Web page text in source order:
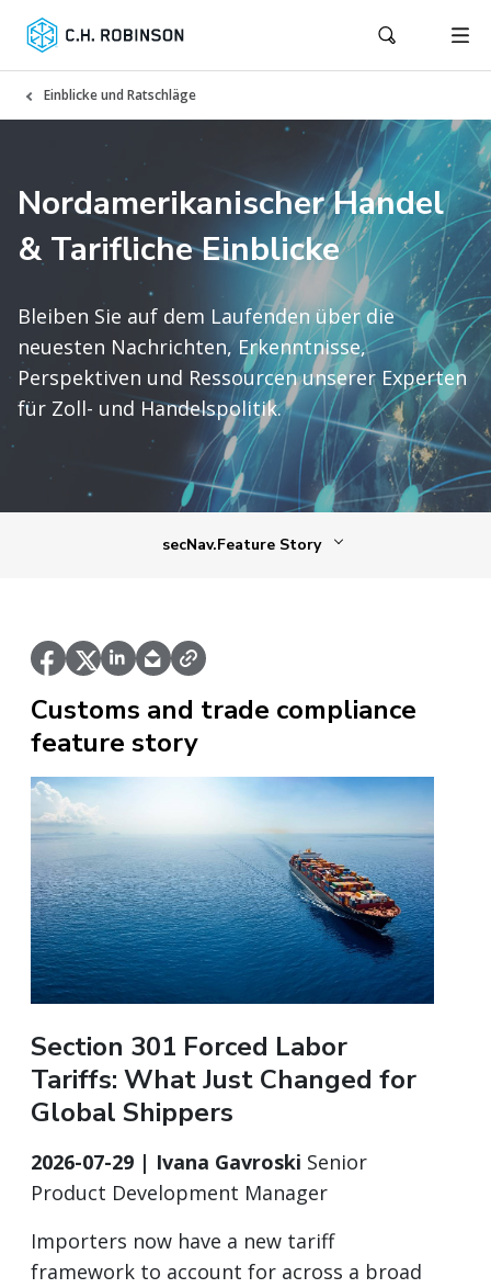
Einblicke und Ratschläge
Nordamerikanischer Handel
& Tarifliche Einblicke
Bleiben Sie auf dem Laufenden über die
neuesten Nachrichten, Erkenntnisse,
Perspektiven und Ressourcen unserer Experten
für Zoll- und Handelspolitik.
secNav.Feature Story
Customs and trade compliance
feature story
Section 301 Forced Labor
Tariffs: What Just Changed for
Global Shippers
2026-07-29 | Ivana Gavroski Senior
Product Development Manager
Importers now have a new tariff
framework to account for across a broad